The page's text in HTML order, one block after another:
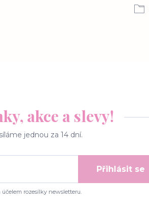
akce a slevy!
jednou za 14 dní.
Přihlásit se
rozesílky newsletteru.